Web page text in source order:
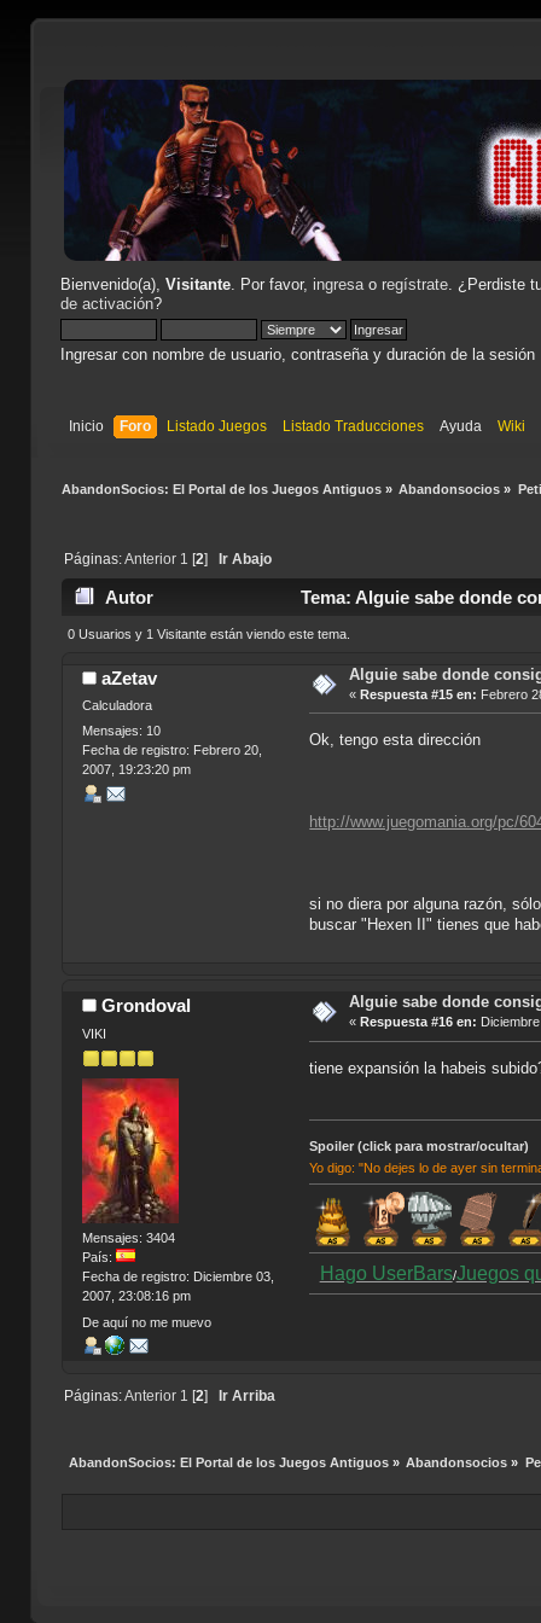
Bienvenido(a), Visitante. Por favor, ingresao regístrate. ¿Perdiste
de activación?
Ingresar con nombre de usuario, contraseña y duración de la sesión
Inicio Foro Listado Juegos Listado Traducciones Ayuda Wiki
AbandonSocios: El Portal de los Juegos Antiguos» Abandonsocios »
Páginas:Anterior 1 [2] Ir Abajo
Autor Tema: Alguie sabe donde
0 Usuarios y 1 Visitante están viendo este tema.
aZetav
Calculadora
Mensajes: 10
Fecha de registro: Febrero 20,
2007, 19:23:20 pm
Alguie sabe donde
« Respuesta #15 en: Febrero
Ok, tengo esta dirección
http://www.juegomania.org/pc/
si no diera por alguna razón,
buscar "Hexen II" tienes que
Grondoval
VIKI
Mensajes: 3404
País:
Fecha de registro: Diciembre 03,
2007, 23:08:16 pm
De aquí no me muevo
Alguie sabe donde
« Respuesta #16 en:
tiene expansión la habeis
Spoiler (click para mostrar/ocultar)
Yo digo: "No dejes lo de ayer sin
Hago UserBars/Juegos
Páginas:Anterior 1 2 Ir Arriba
AbandonSocios: El Portal de los Juegos Antiguos» Abandonsocios »